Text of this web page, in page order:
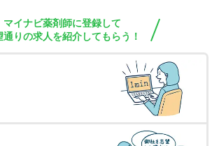
マイナビ薬剤師に登録して
通りの求人を紹介してもらう！